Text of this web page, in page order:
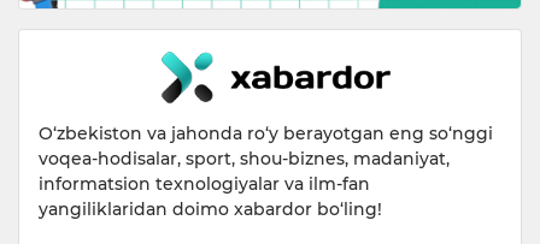
O‘zbekiston va jahonda ro‘y berayotgan eng so‘nggi
voqea-hodisalar, sport, shou-biznes, madaniyat,
informatsion texnologiyalar va ilm-fan
yangiliklaridan doimo xabardor bo‘ling!